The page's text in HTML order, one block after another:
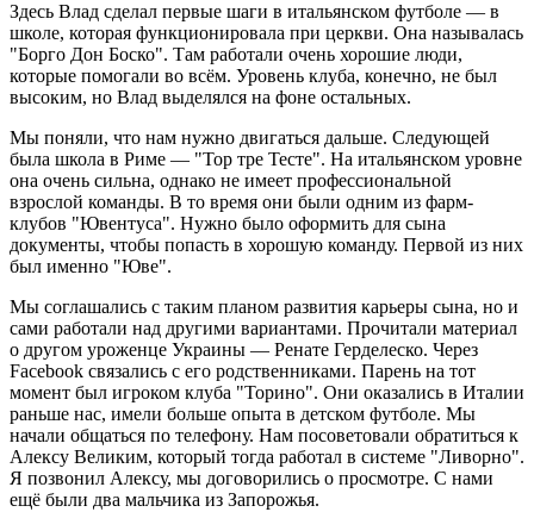
Здесь Влад сделал первые шаги в итальянском футболе — в
школе, которая функционировала при церкви. Она называлась
"Борго Дон Боско". Там работали очень хорошие люди,
которые помогали во всём. Уровень клуба, конечно, не был
высоким, но Влад выделялся на фоне остальных.
Мы поняли, что нам нужно двигаться дальше. Следующей
была школа в Риме — "Тор тре Тесте". На итальянском уровне
она очень сильна, однако не имеет профессиональной
взрослой команды. В то время они были одним из фарм-
клубов "Ювентуса". Нужно было оформить для сына
документы, чтобы попасть в хорошую команду. Первой из них
был именно "Юве".
Мы соглашались с таким планом развития карьеры сына, но и
сами работали над другими вариантами. Прочитали материал
о другом уроженце Украины — Ренате Герделеско. Через
Facebook связались с его родственниками. Парень на тот
момент был игроком клуба "Торино". Они оказались в Италии
раньше нас, имели больше опыта в детском футболе. Мы
начали общаться по телефону. Нам посоветовали обратиться к
Алексу Великим, который тогда работал в системе "Ливорно".
Я позвонил Алексу, мы договорились о просмотре. С нами
ещё были два мальчика из Запорожья.